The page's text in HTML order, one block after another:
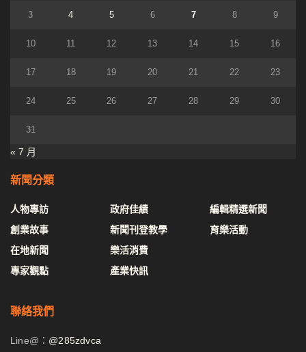
3 4 5 6 7 8 9
10 11 12 13 14 15 16
17 18 19 20 21 22 23
24 25 26 27 28 29 30
31
« 7 月
新聞分類
人物專訪
創業故事
在地新聞
專家觀點
政府佳績
新聞刊登教學
樂活消費
產業快訊
編輯精選新聞
育樂活動
聯絡我們
Line@： @285zdvca